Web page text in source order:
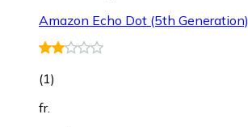
Amazon Echo Dot (5th Generation)
(1)
fr.